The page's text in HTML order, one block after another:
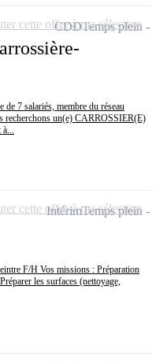
de 7 salariés, membre du réseau
recherchons un(e) CARROSSIER(E)
à...
CDDTemps plein
cette offre à ma sélection
F/H Vos missions : Préparation
les surfaces (nettoyage,
IntérimTemps plein
cette offre à ma sélection